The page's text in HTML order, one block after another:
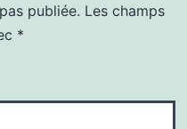
publiée. Les champs
*